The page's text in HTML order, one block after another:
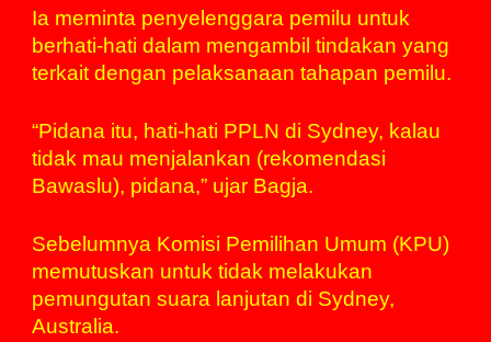
Ia meminta penyelenggara pemilu untuk
berhati-hati dalam mengambil tindakan yang
terkait dengan pelaksanaan tahapan pemilu.
“Pidana itu, hati-hati PPLN di Sydney, kalau
tidak mau menjalankan (rekomendasi
Bawaslu), pidana,” ujar Bagja.
Sebelumnya Komisi Pemilihan Umum (KPU)
memutuskan untuk tidak melakukan
pemungutan suara lanjutan di Sydney,
Australia.